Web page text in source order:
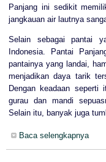
Panjang ini sedikit
jangkauan air lautnya
Selain sebagai pantai
Indonesia. Pantai
pantainya yang landai,
menjadikan daya tarik
Dengan keadaan seperti
gurau dan mandi
Selain itu, banyak juga
Baca selengkapnya